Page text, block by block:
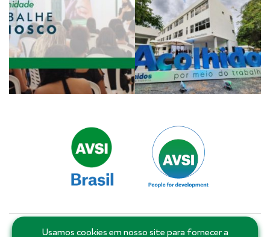
Matriz: Salvador - Bahia - Brasil | Filiais e escritórios:
Usamos cookies em nosso site para fornecer a